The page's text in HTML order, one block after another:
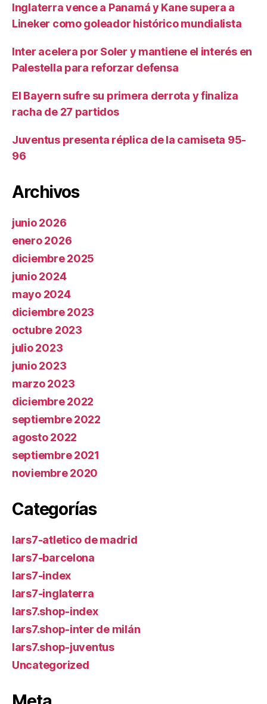
Inglaterra vence a Panamá y Kane supera a
Lineker como goleador histórico mundialista
Inter acelera por Soler y mantiene el interés en
Palestella para reforzar defensa
El Bayern sufre su primera derrota y finaliza
racha de 27 partidos
Juventus presenta réplica de la camiseta 95-
96
Archivos
junio 2026
enero 2026
diciembre 2025
junio 2024
mayo 2024
diciembre 2023
octubre 2023
julio 2023
junio 2023
marzo 2023
diciembre 2022
septiembre 2022
agosto 2022
septiembre 2021
noviembre 2020
Categorías
lars7-atletico de madrid
lars7-barcelona
lars7-index
lars7-inglaterra
lars7.shop-index
lars7.shop-inter de milán
lars7.shop-juventus
Uncategorized